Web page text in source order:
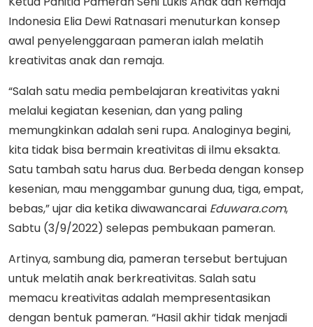
Indonesia Elia Dewi Ratnasari menuturkan konsep
awal penyelenggaraan pameran ialah melatih
kreativitas anak dan remaja.
“Salah satu media pembelajaran kreativitas yakni
melalui kegiatan kesenian, dan yang paling
memungkinkan adalah seni rupa. Analoginya begini,
kita tidak bisa bermain kreativitas di ilmu eksakta.
Satu tambah satu harus dua. Berbeda dengan konsep
kesenian, mau menggambar gunung dua, tiga, empat,
bebas,” ujar dia ketika diwawancarai Eduwara.com,
Sabtu (3/9/2022) selepas pembukaan pameran.
Artinya, sambung dia, pameran tersebut bertujuan
untuk melatih anak berkreativitas. Salah satu
memacu kreativitas adalah mempresentasikan
dengan bentuk pameran. “Hasil akhir tidak menjadi